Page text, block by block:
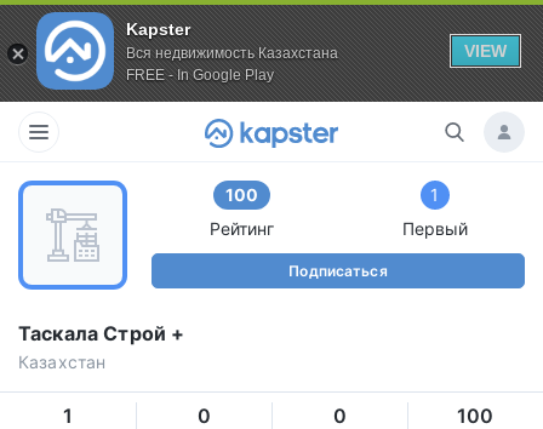
Kapster
Вся недвижимость Казахстана
FREE - In Google Play
VIEW
100
Рейтинг
1
Первый
Подписаться
Таскала Строй +
Казахстан
1 0 0 100